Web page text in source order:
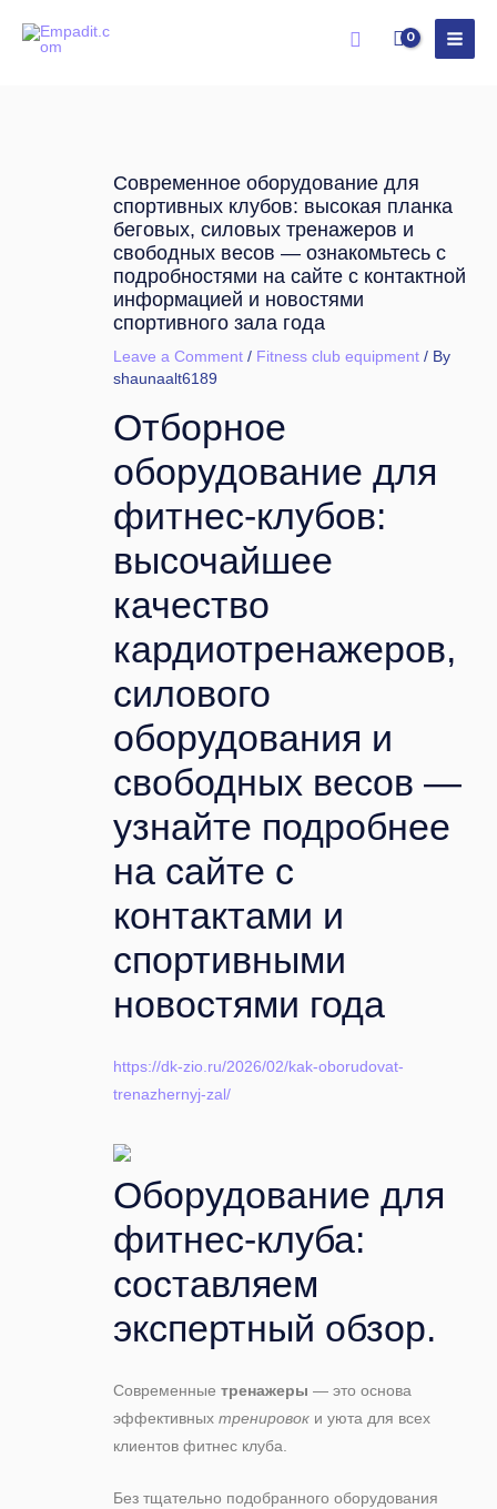
Search
Современное оборудование для
спортивных клубов: высокая планка
беговых, силовых тренажеров и
свободных весов — ознакомьтесь с
подробностями на сайте с контактной
информацией и новостями
спортивного зала года
Leave a Comment / Fitness club equipment/ By
shaunaalt6189
Отборное
оборудование для
фитнес-клубов:
высочайшее
качество
кардиотренажеров,
силового
оборудования и
свободных весов —
узнайте подробнее
на сайте с
контактами и
спортивными
новостями года
https://dk-zio.ru/2026/02/kak-oborudovat-
trenazhernyj-zal/
Оборудование для
фитнес-клуба:
составляем
экспертный обзор.
Современные тренажеры — это основа
эффективных тренировоки уюта для всех
клиентов фитнес клуба.
Без тщательно подобранного оборудования